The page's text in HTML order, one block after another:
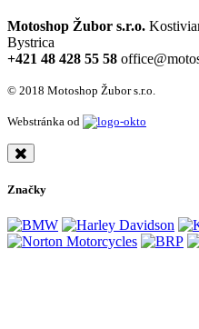
Motoshop Žubor s.r.o.
Bystrica
+421 48 428 55 58
© 2018 Motoshop Žubor s.r.o.
Webstránka od
Značky